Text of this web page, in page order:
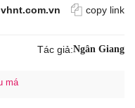
copy link
Tác giả:Ngân Giang
má